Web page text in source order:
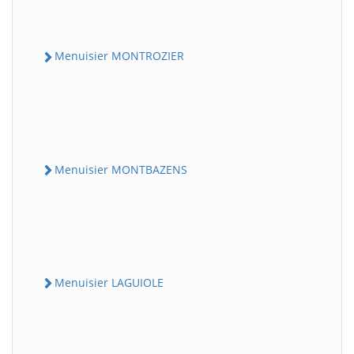
Menuisier MONTROZIER
Menuisier MONTBAZENS
Menuisier LAGUIOLE